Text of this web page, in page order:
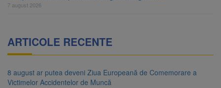
7 august 2026
ARTICOLE RECENTE
8 august ar putea deveni Ziua Europeană de Comemorare a
Victimelor Accidentelor de Muncă